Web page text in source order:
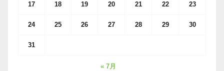
17 18 19 20 21 22 23
24 25 26 27 28 29 30
31
« 7月